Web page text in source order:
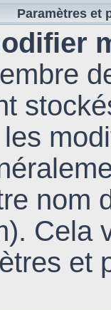
Paramètres et
nom
Cela
et